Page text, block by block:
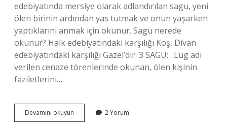
edebiyatında mersiye olarak adlandırılan sagu, yeni
ölen birinin ardından yas tutmak ve onun yaşarken
yaptıklarını anmak için okunur. Sagu nerede
okunur? Halk edebiyatındaki karşılığı Koş, Divan
edebiyatındaki karşılığı Gazel’dir. 3 SAGU: . Lug adı
verilen cenaze törenlerinde okunan, ölen kişinin
faziletlerini…
Devamını okuyun Sagunun
Anlamı
2 Yorum